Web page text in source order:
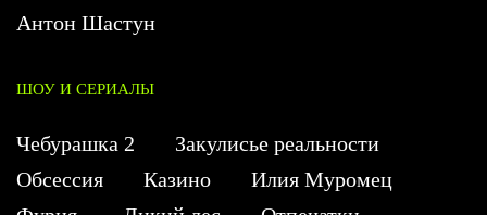
Антон Шастун
ШОУ И СЕРИАЛЫ
Чебурашка 2
Закулисье реальности
Обсессия
Казино
Илия Муромец